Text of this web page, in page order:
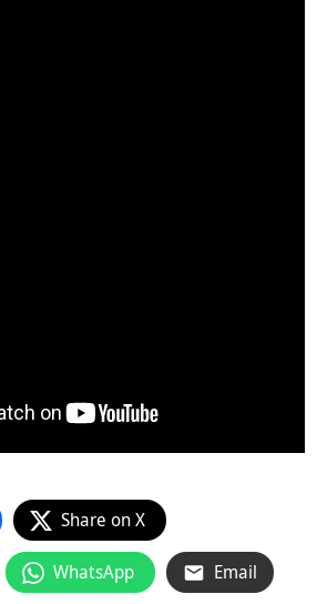
Share on X
WhatsApp Email